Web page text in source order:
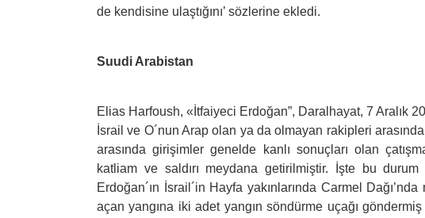
de kendisine ulaştığını’ sözlerine ekledi.
Suudi Arabistan
Elias Harfoush, «İtfaiyeci Erdoğan”, Daralhayat, 7 Aralık
İsrail ve O´nun Arap olan ya da olmayan rakipleri
arasında girişimler genelde kanlı sonuçları olan
katliam ve saldırı meydana getirilmiştir. İşte bu
Erdoğan´ın İsrail´in Hayfa yakınlarında Carmel
açan yangına iki adet yangın söndürme uçağı